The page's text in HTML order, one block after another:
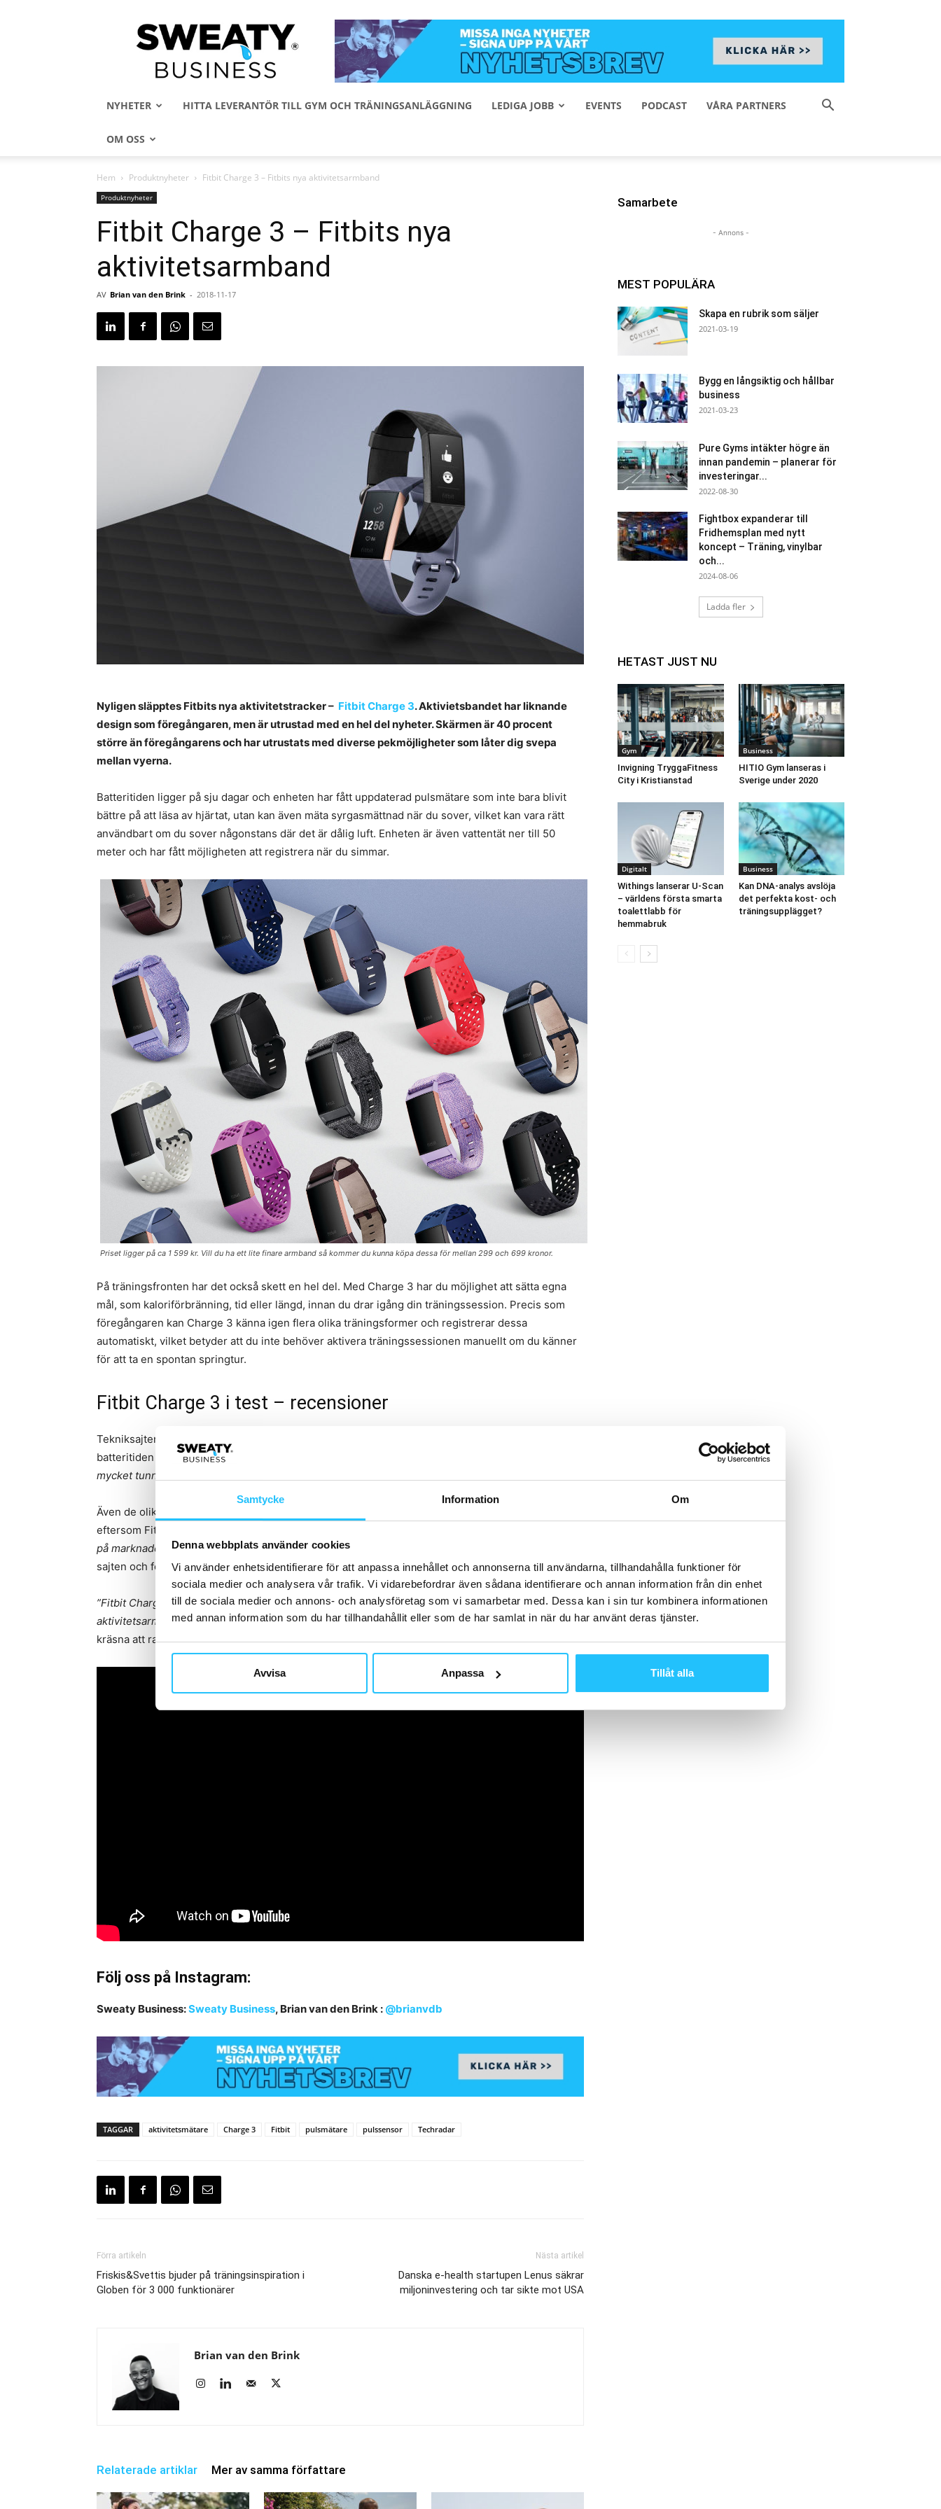
Samtycke Information Om
Denna webbplats använder cookies
Vi använder enhetsidentifierare för att anpassa innehållet och annonserna till användarna, tillhandahålla funktioner för
sociala medier och analysera vår trafik. Vi vidarebefordrar även sådana identifierare och annan information från din enhet
till de sociala medier och annons- och analysföretag som vi samarbetar med. Dessa kan i sin tur kombinera informationen
med annan information som du har tillhandahållit eller som de har samlat in när du har använt deras tjänster.
Avvisa Anpassa Tillåt alla
Sweaty
Business
NYHETER HITTA LEVERANTÖR TILL GYM OCH TRÄNINGSANLÄGGNING LEDIGA JOBB EVENTS PODCAST VÅRA PARTNERS
OM OSS
Hem Produktnyheter Fitbit Charge 3 – Fitbits nya aktivitetsarmband
Produktnyheter
Fitbit Charge 3 – Fitbits nya
aktivitetsarmband
AV Brian van den Brink - 2018-11-17
Nyligen släpptes Fitbits nya aktivitetstracker – Fitbit Charge 3. Aktivietsbandet har liknande
design som föregångaren, men är utrustad med en hel del nyheter. Skärmen är 40 procent
större än föregångarens och har utrustats med diverse pekmöjligheter som låter dig svepa
mellan vyerna.
Batteritiden ligger på sju dagar och enheten har fått uppdaterad pulsmätare som inte bara blivit
bättre på att läsa av hjärtat, utan kan även mäta syrgasmättnad när du sover, vilket kan vara rätt
användbart om du sover någonstans där det är dålig luft. Enheten är även vattentät ner till 50
meter och har fått möjligheten att registrera när du simmar.
Priset ligger på ca 1 599 kr. Vill du ha ett lite finare armband så kommer du kunna köpa dessa för mellan 299 och 699 kronor.
På träningsfronten har det också skett en hel del. Med Charge 3 har du möjlighet att sätta egna
mål, som kaloriförbränning, tid eller längd, innan du drar igång din träningssession. Precis som
föregångaren kan Charge 3 känna igen flera olika träningsformer och registrerar dessa
automatiskt, vilket betyder att du inte behöver aktivera träningssessionen manuellt om du känner
för att ta en spontan springtur.
Fitbit Charge 3 i test – recensioner
Tekniksajten
batteritiden på sju dagar, den nya designen och hur bekvämt den sitter på handleden.
mycket tunnare än Fitbit Charge 2 så det blir inte en stor knöl på handleden”
Även de olika träningsfunktionerna är bättre men Techradar slår ner på att löpare kan bli besvikna
eftersom Fitbit Charge 3 inte har inbyggd GPS.
på marknaden kan hålla koll på var du befinner dig utan att du har telefonen med dig”,
sajten och fortsätter:
”Fitbit Charge 3 har många förbättringar, vilket gör att den nog kommer att bli ett av de bästa
aktivitetsarmbanden på marknaden”.Avsaknaden av inbyggd GPS riskerar dock att få de mest
kräsna att rata det och i stället
Följ oss på Instagram:
Sweaty Business:Sweaty Business, Brian van den Brink : @brianvdb
TAGGAR aktivitetsmätare Charge 3 Fitbit pulsmätare pulssensor Techradar
Förra artikeln
Friskis&Svettis bjuder på träningsinspiration i
Globen för 3 000 funktionärer
Nästa artikel
Danska e-health startupen Lenus säkrar
miljoninvestering och tar sikte mot USA
Brian van den Brink
Relaterade artiklar Mer av samma författare
Samarbete
- Annons -
MEST POPULÄRA
Skapa en rubrik som säljer
2021-03-19
Bygg en långsiktig och hållbar
business
2021-03-23
Pure Gyms intäkter högre än
innan pandemin – planerar för
investeringar...
2022-08-30
Fightbox expanderar till
Fridhemsplan med nytt
koncept – Träning, vinylbar
och...
2024-08-06
Ladda fler
HETAST JUST NU
Gym
Invigning TryggaFitness
City i Kristianstad
Business
HITIO Gym lanseras i
Sverige under 2020
Digitalt
Withings lanserar U-Scan
– världens första smarta
toalettlabb för
hemmabruk
Business
Kan DNA-analys avslöja
det perfekta kost- och
träningsupplägget?